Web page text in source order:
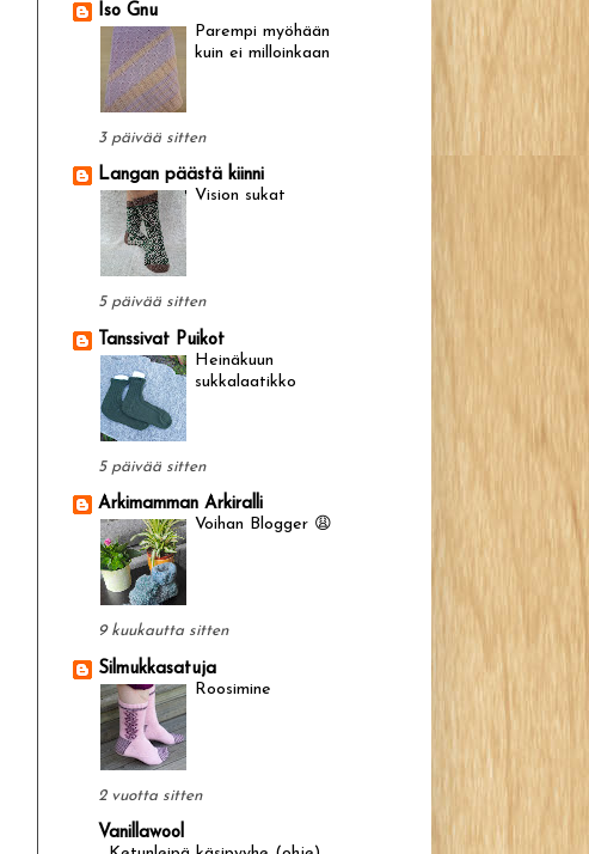
Iso Gnu
Parempi myöhään
kuin ei milloinkaan
3 päivää sitten
Langan päästä kiinni
Vision sukat
5 päivää sitten
Tanssivat Puikot
Heinäkuun
sukkalaatikko
5 päivää sitten
Arkimamman Arkiralli
Voihan Blogger 😩
9 kuukautta sitten
Silmukkasatuja
Roosimine
2 vuotta sitten
Vanillawool